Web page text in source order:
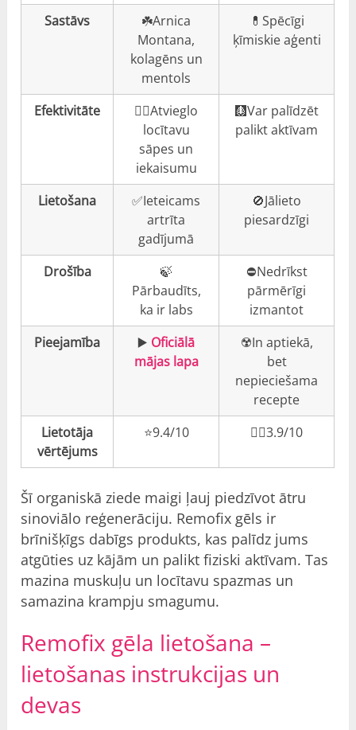
Sastāvs
☘️Arnica
Montana,
kolagēns un
mentols
💊Spēcīgi
ķīmiskie aģenti
Efektivitāte
👍🏼Atvieglo
locītavu
sāpes un
iekaisumu
🩻Var palīdzēt
palikt aktīvam
Lietošana
✅Ieteicams
artrīta
gadījumā
🚫Jālieto
piesardzīgi
Drošība
🍃
Pārbaudīts,
ka ir labs
⛔️Nedrīkst
pārmērīgi
izmantot
Pieejamība
▶️ Oficiālā
mājas lapa
☢️In aptiekā,
bet
nepieciešama
recepte
Lietotāja
vērtējums
⭐️9.4/10 👎🏼3.9/10
Šī organiskā ziede maigi ļauj piedzīvot ātru
sinoviālo reģenerāciju. Remofix gēls ir
brīnišķīgs dabīgs produkts, kas palīdz jums
atgūties uz kājām un palikt fiziski aktīvam. Tas
mazina muskuļu un locītavu spazmas un
samazina krampju smagumu.
Remofix gēla lietošana –
lietošanas instrukcijas un
devas